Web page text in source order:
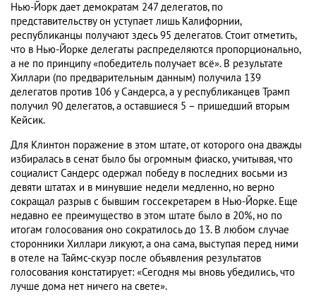
Нью-Йорк дает демократам 247 делегатов, по
представительству он уступает лишь Калифорнии,
республиканцы получают здесь 95 делегатов. Стоит отметить,
что в Нью-Йорке делегаты распределяются пропорционально,
а не по принципу «победитель получает всё». В результате
Хиллари (по предварительным данным) получила 139
делегатов против 106 у Сандерса, а у республиканцев Трамп
получил 90 делегатов, а оставшиеся 5 – пришедший вторым
Кейсик.
Для Клинтон поражение в этом штате, от которого она дважды
избиралась в сенат было бы огромным фиаско, учитывая, что
социалист Сандерс одержал победу в последних восьми из
девяти штатах и в минувшие недели медленно, но верно
сокращал разрыв с бывшим госсекретарем в Нью-Йорке. Еще
недавно ее преимущество в этом штате было в 20%, но по
итогам голосования оно сократилось до 13. В любом случае
сторонники Хиллари ликуют, а она сама, выступая перед ними
в отеле на Таймс-скуэр после объявления результатов
голосования констатирует: «Сегодня мы вновь убедились, что
лучше дома нет ничего на свете».